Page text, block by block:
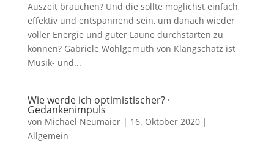
Auszeit brauchen? Und die sollte möglichst einfach,
effektiv und entspannend sein, um danach wieder
voller Energie und guter Laune durchstarten zu
können? Gabriele Wohlgemuth von Klangschatz ist
Musik- und...
Wie werde ich optimistischer? ·
Gedankenimpuls
von Michael Neumaier| 16. Oktober 2020|
Allgemein